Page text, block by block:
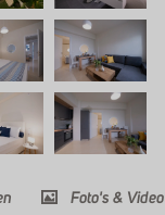
Foto's &